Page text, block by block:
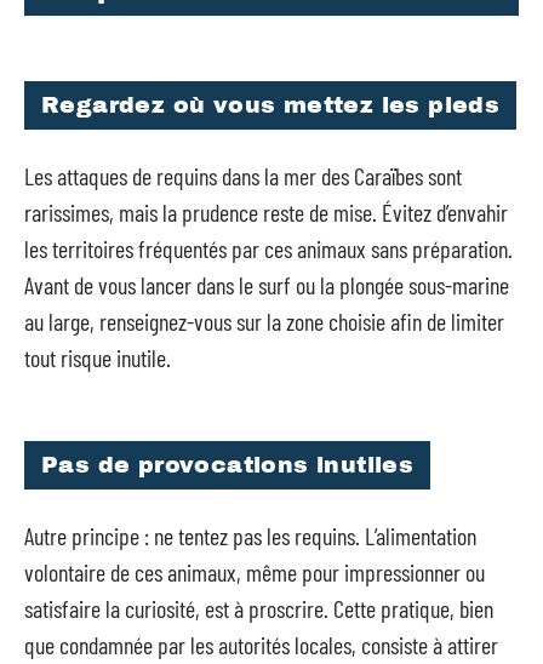
Regardez où vous mettez les pieds
Les attaques de requins dans la mer des Caraïbes sont
rarissimes, mais la prudence reste de mise. Évitez d’envahir
les territoires fréquentés par ces animaux sans préparation.
Avant de vous lancer dans le surf ou la plongée sous-marine
au large, renseignez-vous sur la zone choisie afin de limiter
tout risque inutile.
Pas de provocations inutiles
Autre principe : ne tentez pas les requins. L’alimentation
volontaire de ces animaux, même pour impressionner ou
satisfaire la curiosité, est à proscrire. Cette pratique, bien
que condamnée par les autorités locales, consiste à attirer